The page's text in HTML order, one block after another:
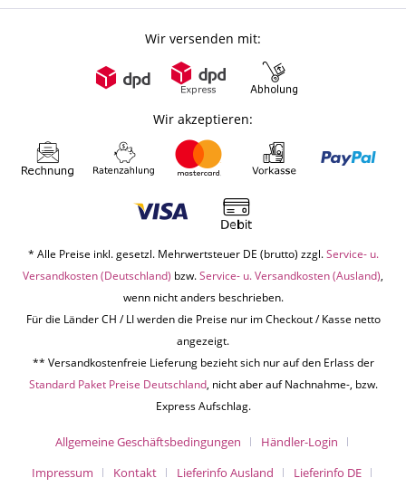
Wir versenden mit:
Wir akzeptieren:
* Alle Preise inkl. gesetzl. Mehrwertsteuer DE (brutto) zzgl.Service- u.
Versandkosten (Deutschland) bzw.Service- u. Versandkosten (Ausland),
wenn nicht anders beschrieben.
Für die Länder CH / LI werden die Preise nur im Checkout / Kasse netto
angezeigt.
** Versandkostenfreie Lieferung bezieht sich nur auf den Erlass der
Standard Paket Preise Deutschland, nicht aber auf Nachnahme-, bzw.
Express Aufschlag.
Allgemeine Geschäftsbedingungen
Händler-Login
Impressum
Kontakt Lieferinfo Ausland
Lieferinfo DE